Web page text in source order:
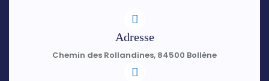
Adresse
Chemin des Rollandines, 84500 Bollène